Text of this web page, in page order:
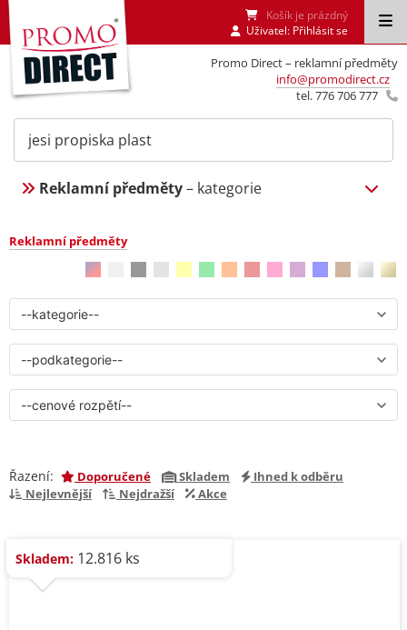
Promo Direct – reklamní předměty
info@promodirect.cz
tel. 776 706 777
Košík je prázdný
Uživatel: Přihlásit se
Reklamní předměty– kategorie
Reklamní předměty
Řazení: Doporučené Skladem
Ihned k odběru
Nejlevnější
Nejdražší Akce
Skladem: 12.816 ks